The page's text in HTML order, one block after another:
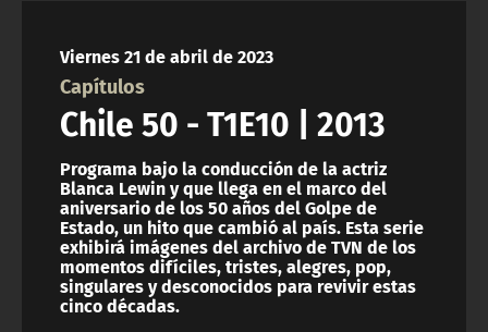
Viernes 21 de abril de 2023
Capítulos
Chile 50 - T1E10 | 2013
Programa bajo la conducción de la actriz
Blanca Lewin y que llega en el marco del
aniversario de los 50 años del Golpe de
Estado, un hito que cambió al país. Esta serie
exhibirá imágenes del archivo de TVN de los
momentos difíciles, tristes, alegres, pop,
singulares y desconocidos para revivir estas
cinco décadas.